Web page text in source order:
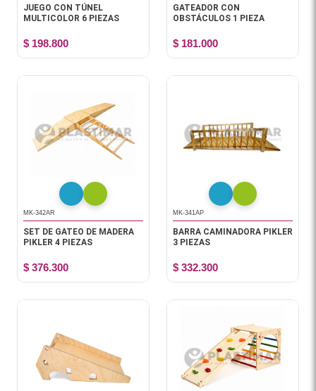
JUEGO CON TÚNEL
MULTICOLOR 6 PIEZAS
$ 198.800
GATEADOR CON
OBSTÁCULOS 1 PIEZA
$ 181.000
MK-342AR
SET DE GATEO DE MADERA
PIKLER 4 PIEZAS
$ 376.300
MK-341AP
BARRA CAMINADORA PIKLER
3 PIEZAS
$ 332.300